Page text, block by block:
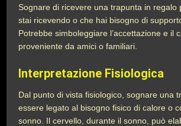
Sognare di ricevere una trapunta in regalo
stai ricevendo o che hai bisogno di
Potrebbe simboleggiare l’accettazione e il
proveniente da amici o familiari.
Interpretazione Fisiologica
Dal punto di vista fisiologico, sognare una
essere legato al bisogno fisico di calore o
sonno. Il cervello, durante il sonno, può